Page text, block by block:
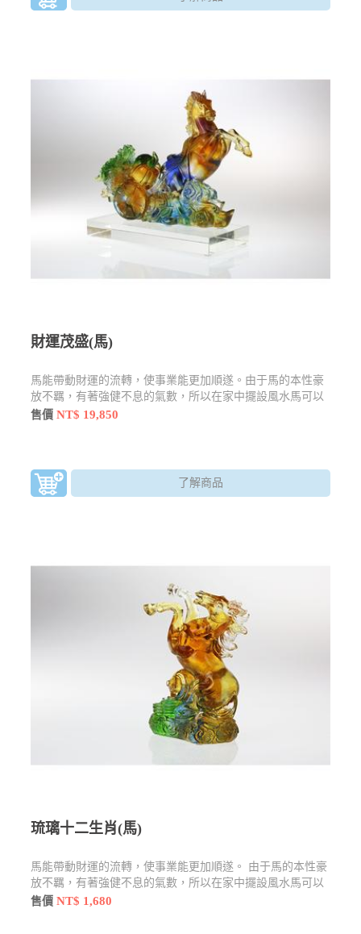
財運茂盛(馬)
馬能帶動財運的流轉，使事業能更加順遂。由于馬的本性豪
放不羈，有著強健不息的氣數，所以在家中擺設風水馬可以
讓人有振作奮發的作為。
售價NT$ 19,850
了解商品
琉璃十二生肖(馬)
馬能帶動財運的流轉，使事業能更加順遂。 由于馬的本性豪
放不羈，有著強健不息的氣數，所以在家中擺設風水馬可以
讓人有振作奮發的作為。
售價NT$ 1,680